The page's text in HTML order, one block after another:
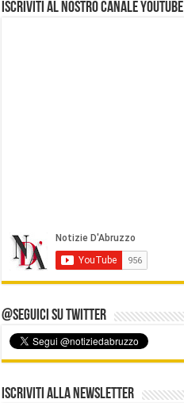
Iscriviti al nostro Canale Youtube
@Seguici su Twitter
Iscriviti alla Newsletter